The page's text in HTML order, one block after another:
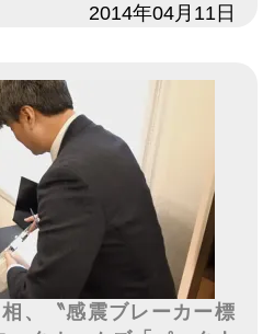
2014年04月11日
、〝感震ブレーカー標